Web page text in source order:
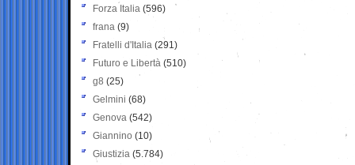
Forza Italia (596)
frana (9)
Fratelli d'Italia (291)
Futuro e Libertà (510)
g8 (25)
Gelmini (68)
Genova (542)
Giannino (10)
Giustizia (5.784)